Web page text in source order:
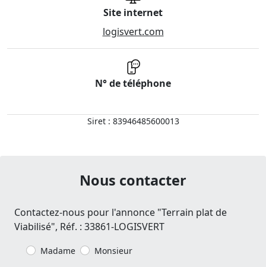
Site internet
logisvert.com
N° de téléphone
Siret : 83946485600013
Nous contacter
Contactez-nous pour l'annonce "Terrain plat de
Viabilisé", Réf. : 33861-LOGISVERT
Madame Monsieur